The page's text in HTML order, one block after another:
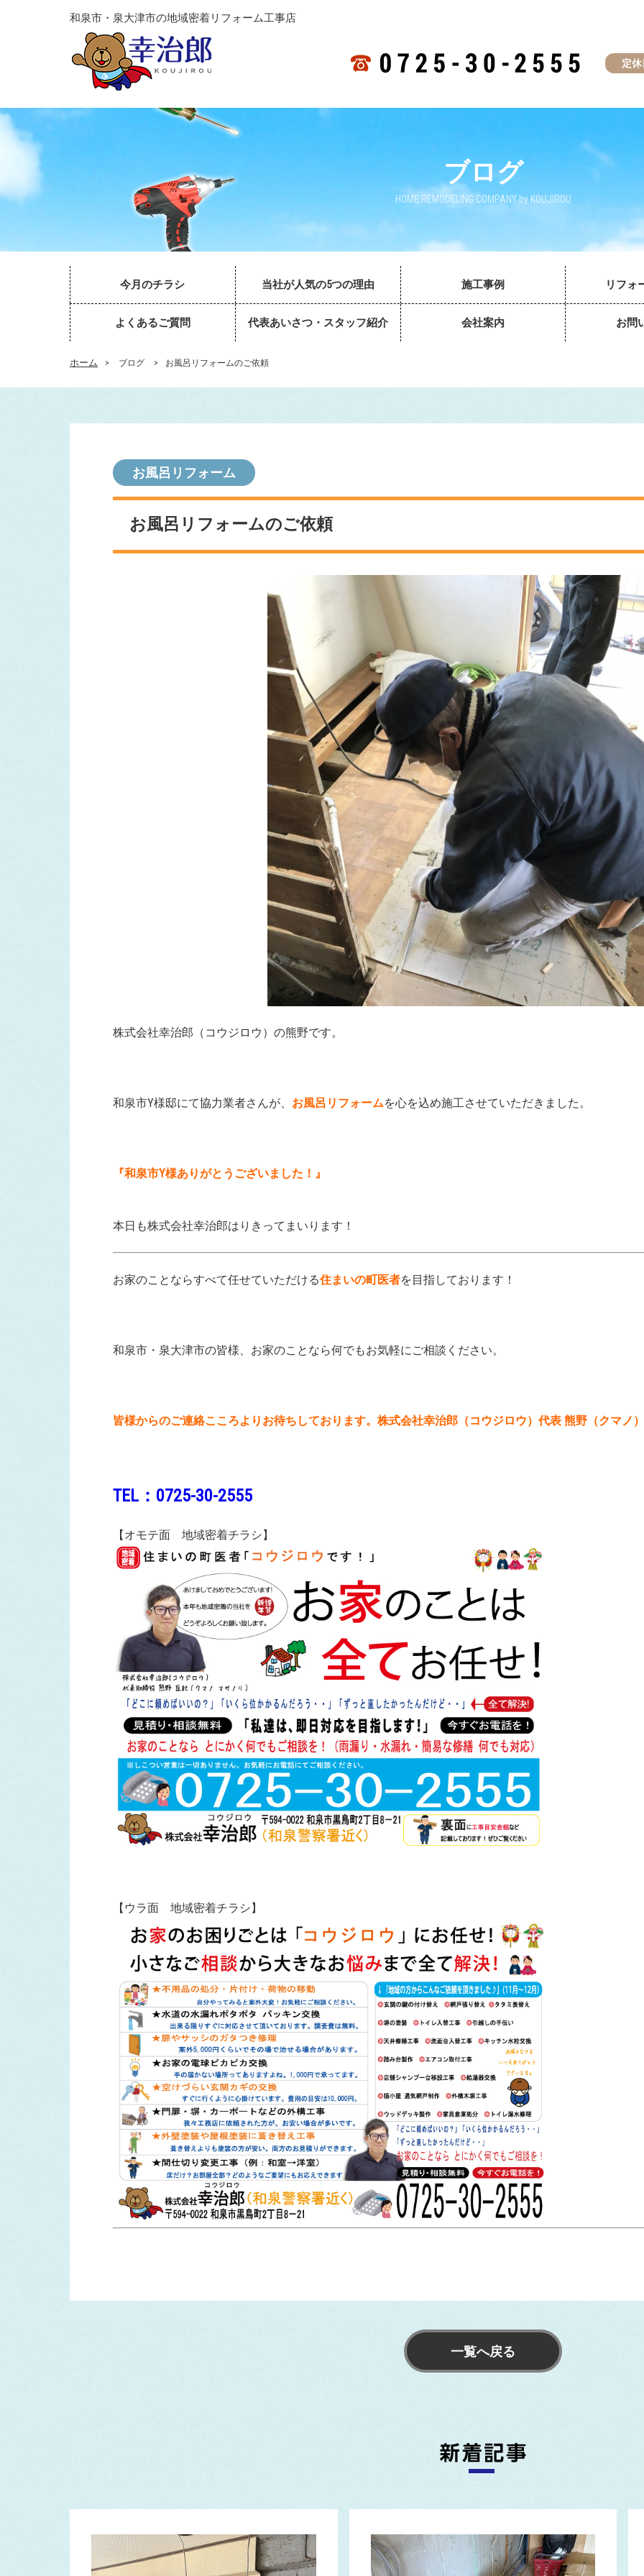
和泉市・泉大津市の地域密着リフォーム工事店
定休
ブログ
HOME REMODELING COMPANY by KOUJIROU
今月のチラシ 当社が人気の5つの理由 施工事例 リフォ
よくあるご質問 代表あいさつ・スタッフ紹介 会社案内 お問
ホーム > ブログ > お風呂リフォームのご依頼
お風呂リフォーム
お風呂リフォームのご依頼
株式会社幸治郎（コウジロウ）の熊野です。
和泉市Y様邸にて協力業者さんが、 お風呂リフォームを心を込め施工させていただきました。
『和泉市Y様ありがとうございました！』
本日も株式会社幸治郎はりきってまいります！
お家のことならすべて任せていただける住まいの町医者を目指しております！
和泉市・泉大津市の皆様、お家のことなら何でもお気軽にご相談ください。
皆様からのご連絡こころよりお待ちしております。株式会社幸治郎（コウジロウ）代表 熊野（クマノ
TEL：0725-30-2555
【オモテ面 地域密着チラシ】
【ウラ面 地域密着チラシ】
一覧へ戻る